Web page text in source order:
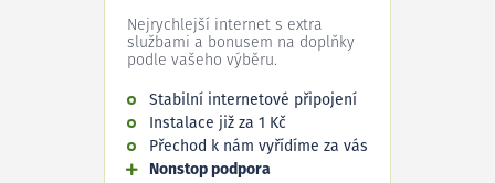
Nejrychlejší internet s extra
službami a bonusem na doplňky
podle vašeho výběru.
Stabilní internetové připojení
Instalace již za 1 Kč
Přechod k nám vyřídíme za vás
Nonstop podpora